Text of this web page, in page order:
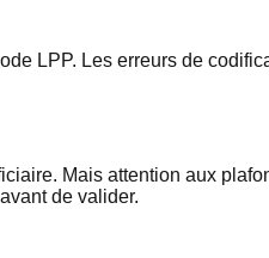
LPP. Les erreurs de
Mais attention aux
de valider.